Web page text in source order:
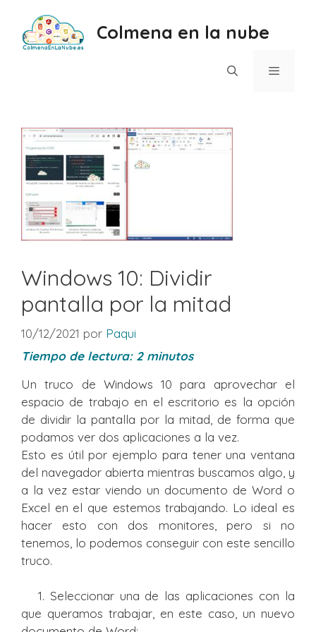
contenido
Colmena en la nube
Windows 10: Dividir
pantalla por la mitad
10/12/2021 por Paqui
Tiempo de lectura: 2 minutos
Un truco de Windows 10 para aprovechar el
espacio de trabajo en el escritorio es la opción
de dividir la pantalla por la mitad, de forma que
podamos ver dos aplicaciones a la vez.
Esto es útil por ejemplo para tener una ventana
del navegador abierta mientras buscamos algo, y
a la vez estar viendo un documento de Word o
Excel en el que estemos trabajando. Lo ideal es
hacer esto con dos monitores, pero si no
tenemos, lo podemos conseguir con este sencillo
truco.
1. Seleccionar una de las aplicaciones con la
que queramos trabajar, en este caso, un nuevo